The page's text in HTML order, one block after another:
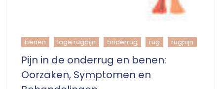
benen lage rugpijn onderrug rug rugpijn
Pijn in de onderrug en benen:
Oorzaken, Symptomen en